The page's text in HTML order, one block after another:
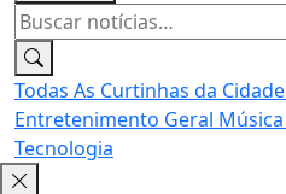
Todas As Curtinhas da Cidade
Entretenimento Geral Música
Tecnologia